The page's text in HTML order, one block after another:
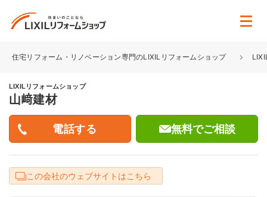
住宅リフォーム・リノベーション専門のLIXILリフォームショップ
LIXILリフォームショップ
山﨑建材
無料でご相談
この会社のウェブサイトはこちら